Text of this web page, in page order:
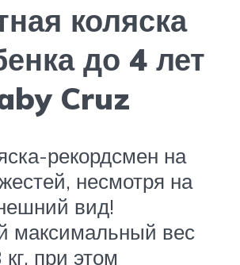
коляска
до 4 лет
Cruz
рекордсмен на
несмотря на
вид!
максимальный вес
при этом